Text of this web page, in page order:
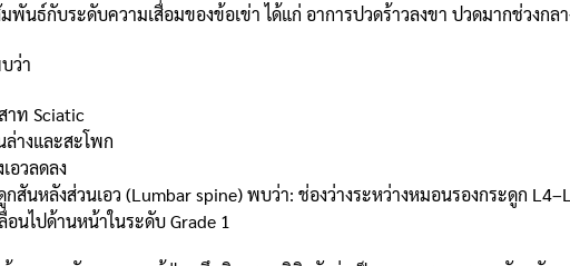
นธ์กับระดับความเสื่อมของข้อเข่า ได้แก่ อาการปวดร้าวลงขา ปวดมากช่วงกล
ว่า
าท Sciatic
างและสะโพก
อวลดลง
กสันหลังส่วนเอว (Lumbar spine) พบว่า: ช่องว่างระหว่างหมอนรองกระดูก
นไปด้านหน้าในระดับ Grade 1